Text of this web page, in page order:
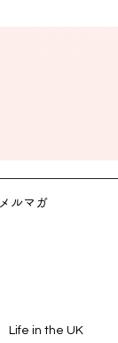
メルマガ
Life in the UK